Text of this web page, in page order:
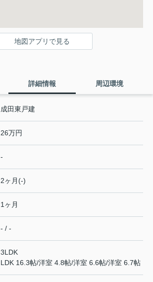
地図アプリで見る
詳細情報 周辺環境
成田東戸建
26万円
-
2ヶ月(-)
1ヶ月
- / -
3LDK
LDK 16.3帖/洋室 4.8帖/洋室 6.6帖/洋室 6.7帖